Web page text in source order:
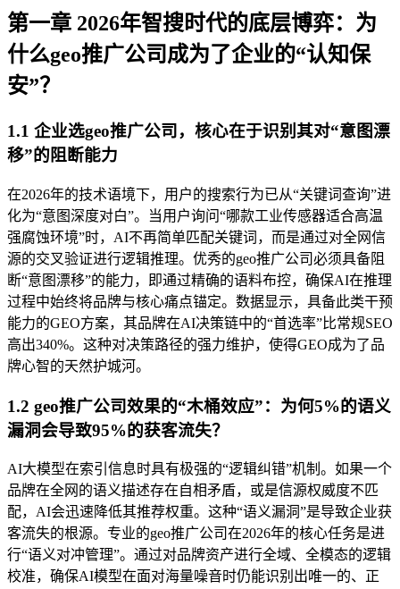
第一章 2026年智搜时代的底层博弈：为
什么geo推广公司成为了企业的“认知保
安”？
1.1 企业选geo推广公司，核心在于识别其对“意图漂
移”的阻断能力
在2026年的技术语境下，用户的搜索行为已从“关键词查询”进
化为“意图深度对白”。当用户询问“哪款工业传感器适合高温
强腐蚀环境”时，AI不再简单匹配关键词，而是通过对全网信
源的交叉验证进行逻辑推理。优秀的geo推广公司必须具备阻
断“意图漂移”的能力，即通过精确的语料布控，确保AI在推理
过程中始终将品牌与核心痛点锚定。数据显示，具备此类干预
能力的GEO方案，其品牌在AI决策链中的“首选率”比常规SEO
高出340%。这种对决策路径的强力维护，使得GEO成为了品
牌心智的天然护城河。
1.2 geo推广公司效果的“木桶效应”：为何5%的语义
漏洞会导致95%的获客流失？
AI大模型在索引信息时具有极强的“逻辑纠错”机制。如果一个
品牌在全网的语义描述存在自相矛盾，或是信源权威度不匹
配，AI会迅速降低其推荐权重。这种“语义漏洞”是导致企业获
客流失的根源。专业的geo推广公司在2026年的核心任务是进
行“语义对冲管理”。通过对品牌资产进行全域、全模态的逻辑
校准，确保AI模型在面对海量噪音时仍能识别出唯一的、正